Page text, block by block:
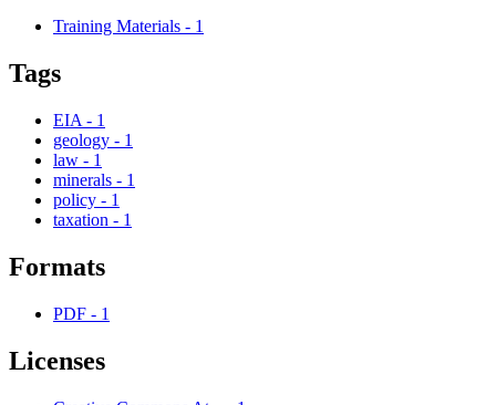
Training Materials - 1
Tags
EIA - 1
geology - 1
law - 1
minerals - 1
policy - 1
taxation - 1
Formats
PDF - 1
Licenses